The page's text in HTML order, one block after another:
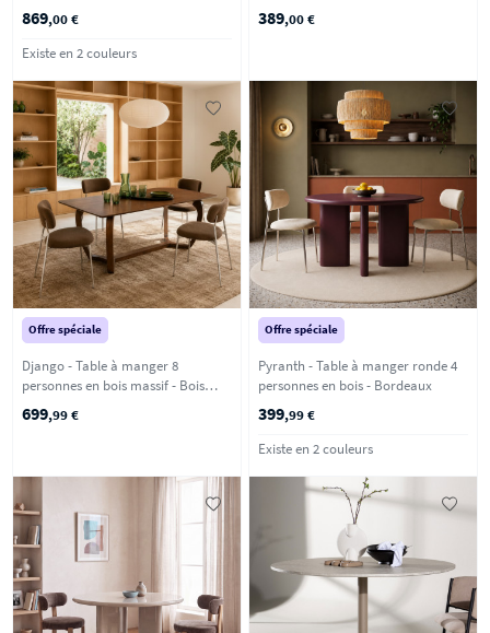
869,00 €
Existe en 2 couleurs
389,00 €
Offre spéciale
Django - Table à manger 8
personnes en bois massif - Bois
foncé
699,99 €
Offre spéciale
Pyranth - Table à manger ronde 4
personnes en bois - Bordeaux
399,99 €
Existe en 2 couleurs